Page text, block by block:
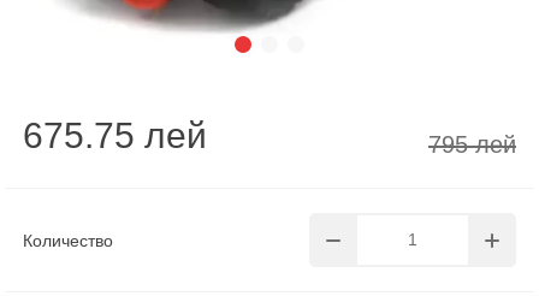
Количество
675.75 лей 795 лей